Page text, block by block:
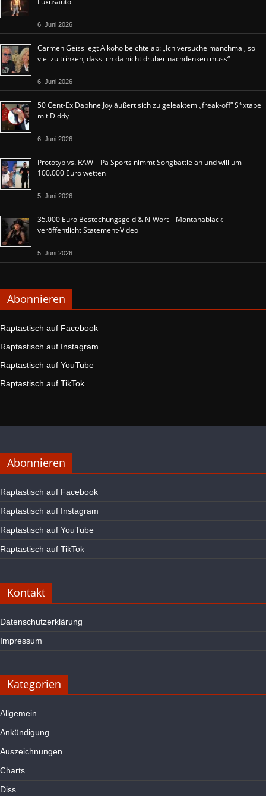
6. Juni 2026
Carmen Geiss legt Alkoholbeichte ab: „Ich versuche manchmal, so
viel zu trinken, dass ich da nicht drüber nachdenken muss“
6. Juni 2026
50 Cent-Ex Daphne Joy äußert sich zu geleaktem „freak-off“ S*xtape
mit Diddy
6. Juni 2026
Prototyp vs. RAW – Pa Sports nimmt Songbattle an und will um
100.000 Euro wetten
5. Juni 2026
35.000 Euro Bestechungsgeld & N-Wort – Montanablack
veröffentlicht Statement-Video
5. Juni 2026
Abonnieren
Raptastisch auf Facebook
Raptastisch auf Instagram
Raptastisch auf YouTube
Raptastisch auf TikTok
Abonnieren
Raptastisch auf Facebook
Raptastisch auf Instagram
Raptastisch auf YouTube
Raptastisch auf TikTok
Kontakt
Datenschutzerklärung
Impressum
Kategorien
Allgemein
Ankündigung
Auszeichnungen
Charts
Diss